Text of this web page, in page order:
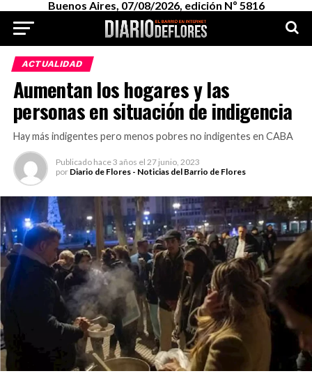
Buenos Aires, 07/08/2026, edición Nº 5816
ACTUALIDAD
Aumentan los hogares y las
personas en situación de indigencia
Hay más indigentes pero menos pobres no indigentes en CABA
Publicado hace 3 años el 27 junio, 2023
por Diario de Flores - Noticias del Barrio de Flores